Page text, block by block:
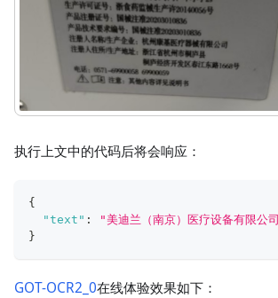
执行上文中的代码后将会响应：
{
"text" :
"美迪兰（南京）医疗设备有限
}
GOT-OCR2_0在线体验效果如下：